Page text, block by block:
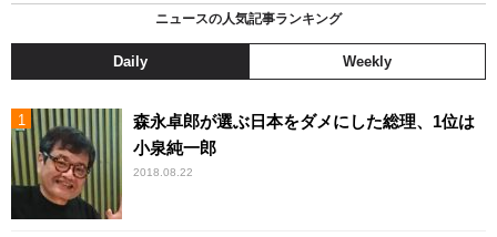
ニュースの人気記事ランキング
Daily Weekly
森永卓郎が選ぶ日本をダメにした総理、1位は
小泉純一郎
2018.08.22